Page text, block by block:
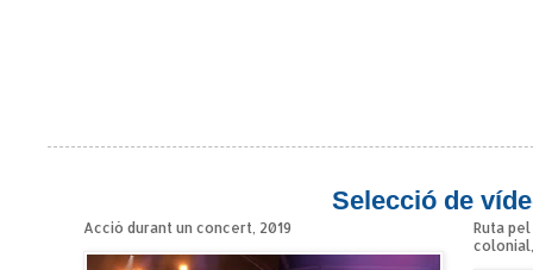
Selecció de
Acció durant un concert, 2019
Ruta